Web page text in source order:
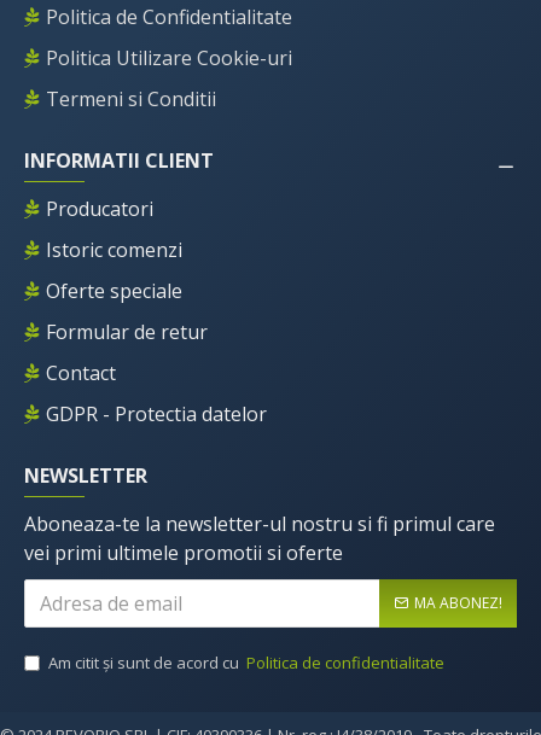
Politica de Confidentialitate
Politica Utilizare Cookie-uri
Termeni si Conditii
INFORMATII CLIENT
Producatori
Istoric comenzi
Oferte speciale
Formular de retur
Contact
GDPR - Protectia datelor
NEWSLETTER
Aboneaza-te la newsletter-ul nostru si fi primul care
vei primi ultimele promotii si oferte
MA ABONEZ!
Am citit şi sunt de acord cu Politica de confidentialitate